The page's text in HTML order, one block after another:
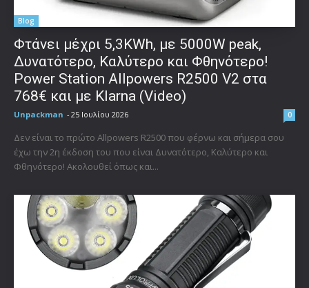
Blog
Φτάνει μέχρι 5,3KWh, με 5000W peak,
Δυνατότερο, Καλύτερο και Φθηνότερο!
Power Station Allpowers R2500 V2 στα
768€ και με Klarna (Video)
Unpackman - 25 Ιουλίου 2026 0
Δεν είναι το πρώτο Allpowers R2500 που φέρνω και σήμερα σου
έχω την 2η έκδοση του που είναι Δυνατότερο, Καλύτερο και
Φθηνότερο! Ακολουθεί όπως και...